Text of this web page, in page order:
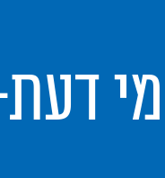
77-